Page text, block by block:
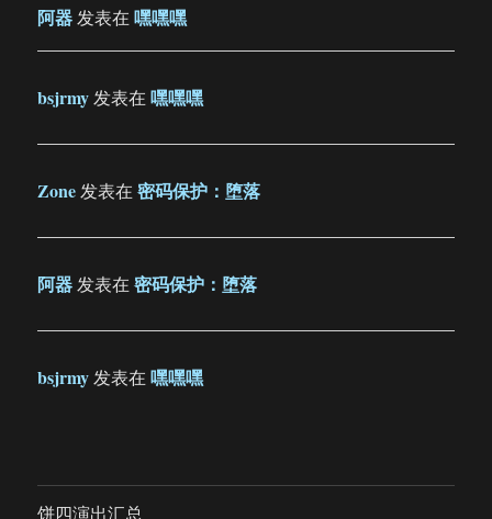
阿器发表在嘿嘿嘿
bsjrmy发表在嘿嘿嘿
Zone发表在密码保护：堕落
阿器发表在密码保护：堕落
bsjrmy发表在嘿嘿嘿
饼四演出汇总